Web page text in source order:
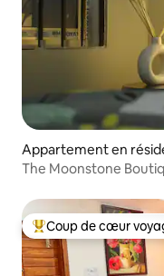
Appartement en
The Moonstone
Coups de cœur
Coup de cœur